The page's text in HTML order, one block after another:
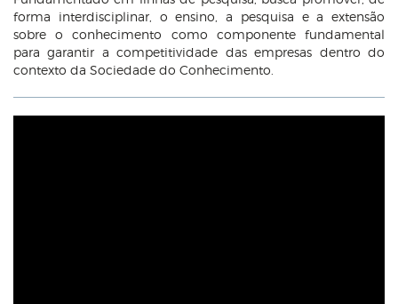
forma interdisciplinar, o ensino, a pesquisa e a extensão
sobre o conhecimento como componente fundamental
para garantir a competitividade das empresas dentro do
contexto da Sociedade do Conhecimento.